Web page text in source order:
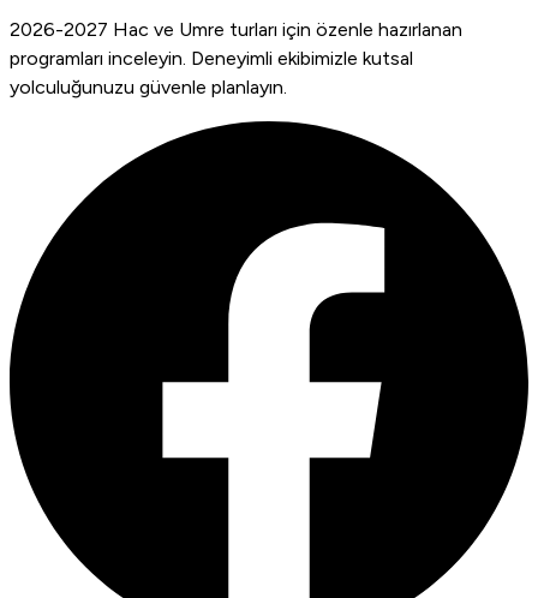
2026-2027 Hac ve Umre turları için özenle hazırlanan
programları inceleyin. Deneyimli ekibimizle kutsal
yolculuğunuzu güvenle planlayın.